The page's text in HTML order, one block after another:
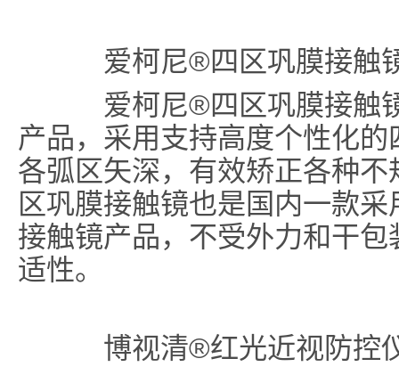
爱柯尼®四区巩膜接触
爱柯尼®四区巩膜接触
产品，采用支持高度个性化
各弧区矢深，有效矫正各种
区巩膜接触镜也是国内一款
接触镜产品，不受外力和干
适性。
博视清®红光近视防控